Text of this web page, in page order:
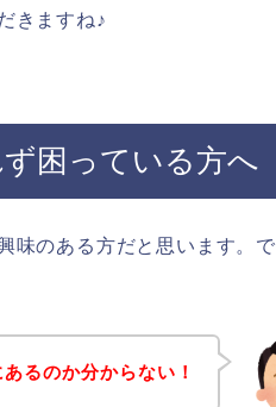
きますね♪
困っている方へ
味のある方だと思います。で
るのか分からない！